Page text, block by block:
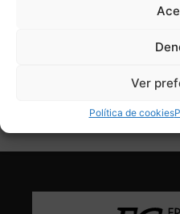
Ver
Política de cookies